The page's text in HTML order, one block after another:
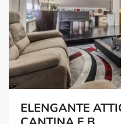
ELENGANTE